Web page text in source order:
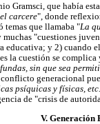
Gramsci, que había
carcere", donde
temas que llamaba "La
"cuestiones
y 2) cuando
la cuestión se complica
sin que sea
generacional
psíquicas y físicas, etc.
de "crisis de
V. Generación